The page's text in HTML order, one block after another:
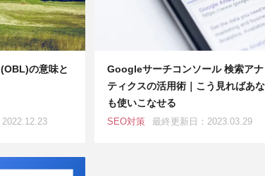
の意味と
Googleサーチコンソール 検索ア
ティクスの活用術｜こう見ればあ
も使いこなせる
SEO対策 最終更新日：2023.03.29